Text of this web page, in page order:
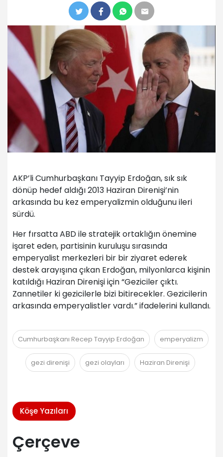
AKP’li Cumhurbaşkanı Tayyip Erdoğan, sık sık
dönüp hedef aldığı 2013 Haziran Direnişi’nin
arkasında bu kez emperyalizmin olduğunu ileri
sürdü.
Her fırsatta ABD ile stratejik ortaklığın önemine
işaret eden, partisinin kuruluşu sırasında
emperyalist merkezleri bir bir ziyaret ederek
destek arayışına çıkan Erdoğan, milyonlarca kişinin
katıldığı Haziran Direnişi için “Geziciler çıktı.
Zannetiler ki gezicilerle bizi bitirecekler. Gezicilerin
arkasında emperyalistler vardı.” ifadelerini kullandı.
Cumhurbaşkanı Recep Tayyip Erdoğan emperyalizm
gezi direnişi gezi olayları Haziran Direnişi
Köşe Yazıları
Çerçeve